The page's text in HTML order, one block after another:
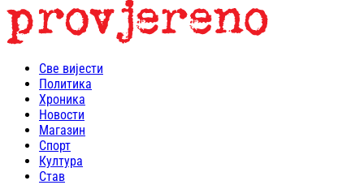
Све вијести
Политика
Хроника
Новости
Магазин
Спорт
Култура
Став